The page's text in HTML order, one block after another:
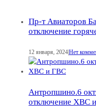
Пр-т Авиаторов
отключение
12 января, 2024Нет
Антропшино.6
отключение ХВС